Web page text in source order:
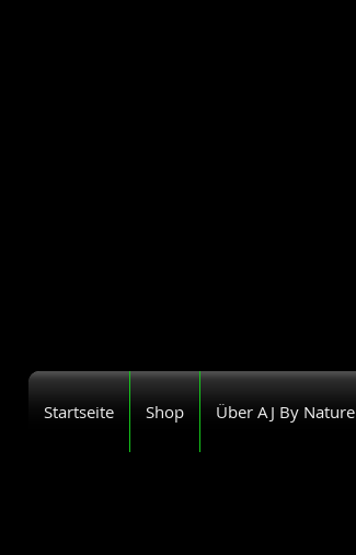
Startseite Shop Über AJ By Nature